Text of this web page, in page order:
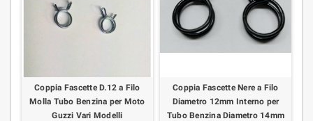
Coppia Fascette D.12 a Filo
Molla Tubo Benzina per Moto
Guzzi Vari Modelli
Coppia Fascette Nere a Filo
Diametro 12mm Interno per
Tubo Benzina Diametro 14mm